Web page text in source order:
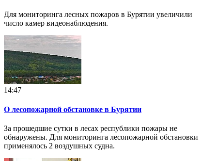
Для мониторинга лесных пожаров в Бурятии увеличили
число камер видеонаблюдения.
14:47
О лесопожарной обстановке в Бурятии
За прошедшие сутки в лесах республики пожары не
обнаружены. Для мониторинга лесопожарной обстановки
применялось 2 воздушных судна.